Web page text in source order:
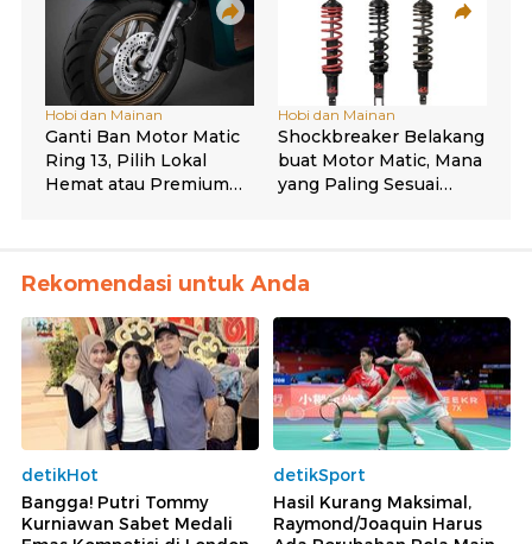
Rekomendasi untuk Anda
detikHot
Bangga! Putri Tommy
Kurniawan Sabet Medali
detikSport
Hasil Kurang Maksimal,
Raymond/Joaquin Harus